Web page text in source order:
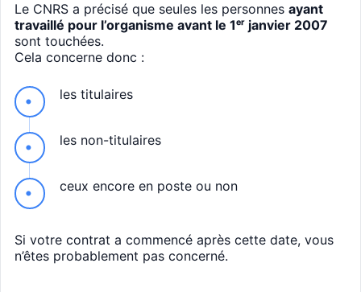
Le CNRS a précisé que seules les personnesayant
travaillé pour l’organisme avant le 1ᵉʳ janvier 2007
sont touchées.
Cela concerne donc :
les titulaires
les non-titulaires
ceux encore en poste ou non
Si votre contrat a commencé après cette date, vous
n’êtes probablement pas concerné.